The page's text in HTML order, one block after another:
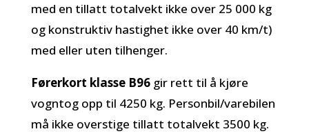
med en tillatt totalvekt ikke over 25 000 kg
og konstruktiv hastighet ikke over 40 km/t)
med eller uten tilhenger.
Førerkort klasse B96gir rett til å kjøre
vogntog opp til 4250 kg. Personbil/varebilen
må ikke overstige tillatt totalvekt 3500 kg.